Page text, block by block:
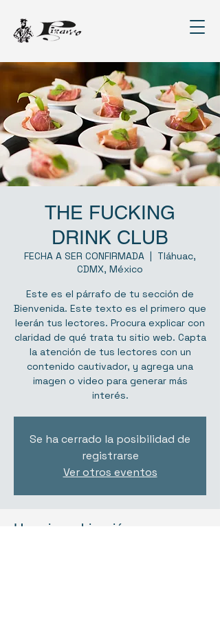
THE FUCKING
DRINK CLUB
FECHA A SER CONFIRMADA
  |
Tláhuac,
CDMX, México
Este es el párrafo de tu sección de
Bienvenida. Este texto es el primero que
leerán tus lectores. Procura explicar con
claridad de qué trata tu sitio web. Capta
la atención de tus lectores con un
contenido cautivador, y agrega una
imagen o video para generar más
interés.
Se ha cerrado la posibilidad de
registrarse
Ver otros eventos
Horario y ubicación